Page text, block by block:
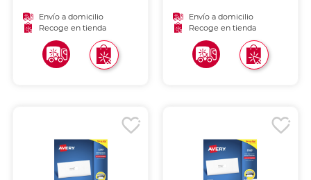
Envío a domicilio
Recoge en tienda
Envío a domicilio
Recoge en tienda